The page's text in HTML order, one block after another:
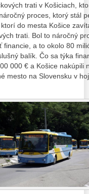
trati v Košiciach,
proces, ktorý stál
do mesta Košice
trati. Bol to náročný
a to okolo 80
balík. Čo sa týka
000 € a Košice nakúpili
mesto na Slovensku v